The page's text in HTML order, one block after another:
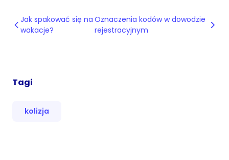
Jak spakować się na
wakacje?
Oznaczenia kodów w dowodzie
rejestracyjnym
Tagi
kolizja